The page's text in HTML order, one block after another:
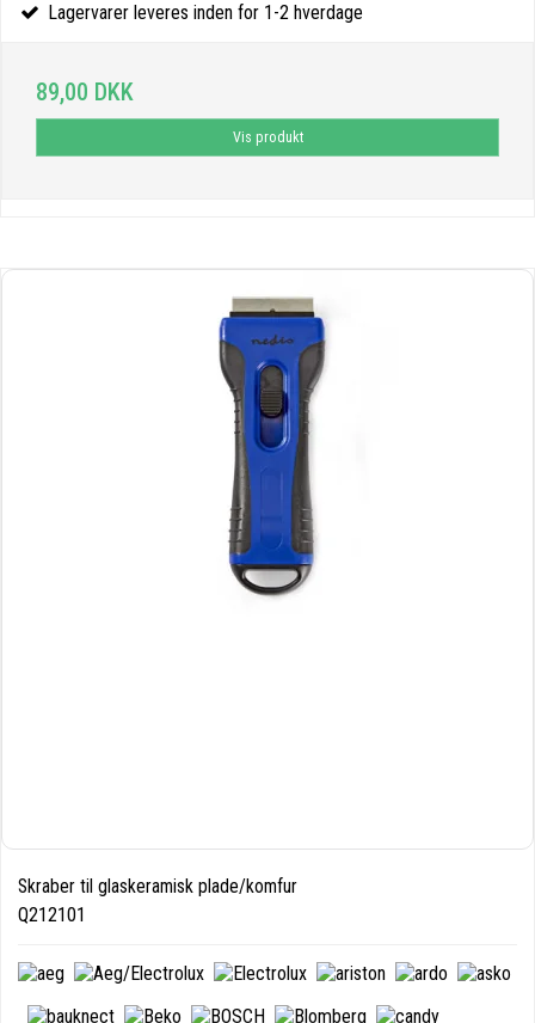
Lagervarer leveres inden for 1-2 hverdage
89,00 DKK
Vis produkt
Skraber til glaskeramisk plade/komfur
Q212101